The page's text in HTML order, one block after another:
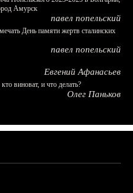
Амурск
павел попельский
День памяти жертв сталинских
павел попельский
Евгений Афанасьев
виноват, и что делать?
Олег Паньков